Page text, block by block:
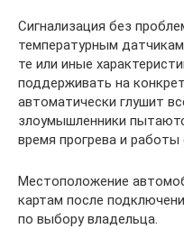
Сигнализация без
температурным
те или иные
поддерживать на
автоматически глушит
злоумышленники
время прогрева и
Местоположение
картам после
по выбору владельца.